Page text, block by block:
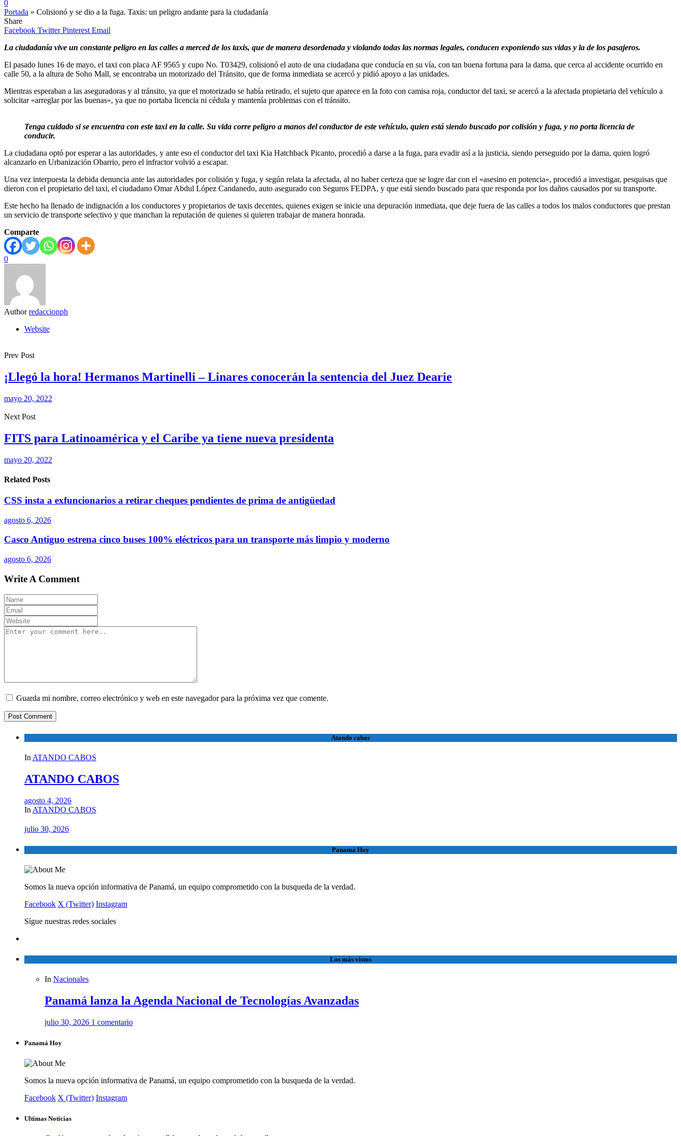
0
Portada » Colisionó y se dio a la fuga. Taxis: un peligro andante para la ciudadanía
Share
Facebook Twitter Pinterest Email
La ciudadanía vive un constante peligro en las calles a merced de los taxis, que de manera desordenada y violando todas las normas legales, conducen exponiendo sus vidas y la de los pasajeros.
El pasado lunes 16 de mayo, el taxi con placa AF 9565 y cupo No. T03429, colisionó el auto de una ciudadana que conducía en su vía, con tan buena fortuna para la dama, que cerca al accidente ocurrido en
calle 50, a la altura de Soho Mall, se encontraba un motorizado del Tránsito, que de forma inmediata se acercó y pidió apoyo a las unidades.
Mientras esperaban a las aseguradoras y al tránsito, ya que el motorizado se había retirado, el sujeto que aparece en la foto con camisa roja, conductor del taxi, se acercó a la afectada propietaria del vehículo a
solicitar «arreglar por las buenas», ya que no portaba licencia ni cédula y mantenía problemas con el tránsito.
Tenga cuidado si se encuentra con este taxi en la calle. Su vida corre peligro a manos del conductor de este vehículo, quien está siendo buscado por colisión y fuga, y no porta licencia de
conducir.
La ciudadana optó por esperar a las autoridades, y ante eso el conductor del taxi Kia Hatchback Picanto, procedió a darse a la fuga, para evadir así a la justicia, siendo perseguido por la dama, quien logró
alcanzarlo en Urbanización Obarrio, pero el infractor volvió a escapar.
Una vez interpuesta la debida denuncia ante las autoridades por colisión y fuga, y según relata la afectada, al no haber certeza que se logre dar con el «asesino en potencia», procedió a investigar, pesquisas que
dieron con el propietario del taxi, el ciudadano Omar Abdul López Candanedo, auto asegurado con Seguros FEDPA, y que está siendo buscado para que responda por los daños causados por su transporte.
Este hecho ha llenado de indignación a los conductores y propietarios de taxis decentes, quienes exigen se inicie una depuración inmediata, que deje fuera de las calles a todos los malos conductores que prestan
un servicio de transporte selectivo y que manchan la reputación de quienes si quieren trabajar de manera honrada.
Comparte
0
Author redaccionph
Website
Prev Post
¡Llegó la hora! Hermanos Martinelli – Linares conocerán la sentencia del Juez Dearie
mayo 20, 2022
Next Post
FITS para Latinoamérica y el Caribe ya tiene nueva presidenta
mayo 20, 2022
Related Posts
CSS insta a exfuncionarios a retirar cheques pendientes de prima de antigüedad
agosto 6, 2026
Casco Antiguo estrena cinco buses 100% eléctricos para un transporte más limpio y moderno
agosto 6, 2026
Write A Comment
Guarda mi nombre, correo electrónico y web en este navegador para la próxima vez que comente.
Atando cabos
In ATANDO CABOS
ATANDO CABOS
agosto 4, 2026
In ATANDO CABOS
julio 30, 2026
Panamá Hoy
Somos la nueva opción informativa de Panamá, un equipo comprometido con la busqueda de la verdad.
Facebook X (Twitter) Instagram
Sígue nuestras redes sociales
Los más vistos
In Nacionales
Panamá lanza la Agenda Nacional de Tecnologías Avanzadas
julio 30, 2026 1 comentario
Panamá Hoy
Somos la nueva opción informativa de Panamá, un equipo comprometido con la busqueda de la verdad.
Facebook X (Twitter) Instagram
Ultimas Noticias